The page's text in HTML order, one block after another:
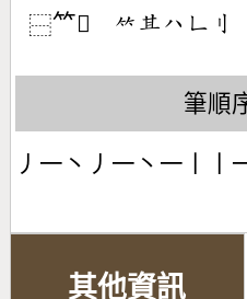
⿱𥫗𠝻 󶆆󶅥󶀰󶀍󶁑
筆順
丿一丶丿一丶一丨丨
其他資訊